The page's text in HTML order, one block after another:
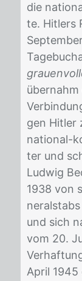
die
te. Hit­lers
über­nahm
gen Hit­ler
na­tio­nal-
ter und
Lud­wig
1938 von
und sich
vom 20.
April